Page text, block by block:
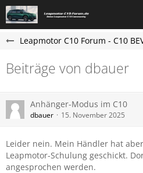
Leapmotor C10 Forum - C10
Beiträge von dbauer
Anhänger-Modus im C10
dbauer 15. November 2025
Leider nein. Mein Händler hat
Leapmotor-Schulung geschickt.
angesprochen werden.